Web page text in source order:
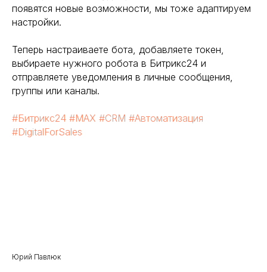
появятся новые возможности, мы тоже адаптируем
настройки.
Теперь настраиваете бота, добавляете токен,
выбираете нужного робота в Битрикс24 и
отправляете уведомления в личные сообщения,
группы или каналы.
#Битрикс24 #MAX #CRM #Автоматизация
#DigitalForSales
Юрий Павлюк